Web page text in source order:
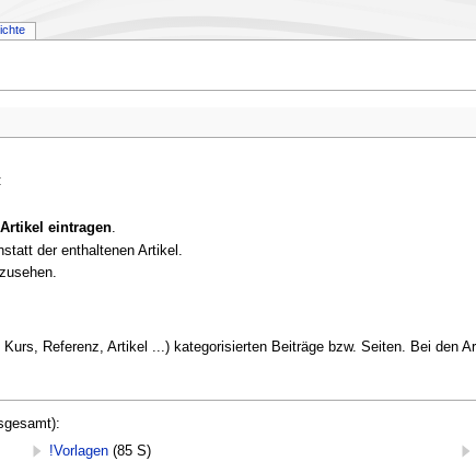
eintragen.
der enthaltenen Artikel.
Referenz, Artikel ...) kategorisierten Beiträge bzw. Seiten. Bei den
!Vorlagen (85 S)